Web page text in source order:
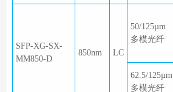
SFP-XG-SX-
MM850-D
850nm LC
50/125µm
多模光纤
62.5/125µm
多模光纤